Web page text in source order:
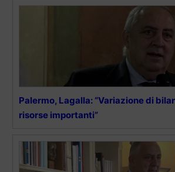
Palermo, Lagalla: “Variazione di
risorse importanti”